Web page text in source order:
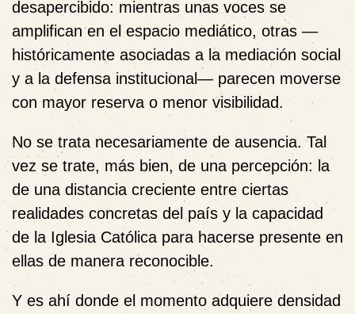
desapercibido: mientras unas voces se
amplifican en el espacio mediático, otras —
históricamente asociadas a la mediación social
y a la defensa institucional— parecen moverse
con mayor reserva o menor visibilidad.
No se trata necesariamente de ausencia. Tal
vez se trate, más bien, de una percepción: la
de una distancia creciente entre ciertas
realidades concretas del país y la capacidad
de la Iglesia Católica para hacerse presente en
ellas de manera reconocible.
Y es ahí donde el momento adquiere densidad